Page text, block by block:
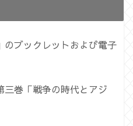
のブックレットおよび電子
三巻「戦争の時代とアジ